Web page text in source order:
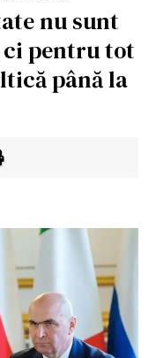
nu sunt
pentru tot
până la